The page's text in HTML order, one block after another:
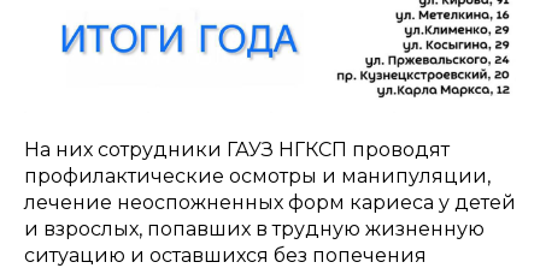
На них сотрудники ГАУЗ НГКСП проводят
профилактические осмотры и манипуляции,
лечение неоспожненных форм кариеса у детей
и взрослых, попавших в трудную жизненную
ситуацию и оставшихся без попечения